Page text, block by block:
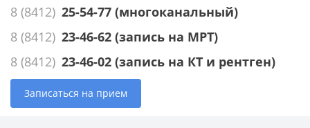
8 (8412) 25-54-77 (многоканальный)
8 (8412) 23-46-62 (запись на МРТ)
8 (8412) 23-46-02 (запись на КТ и рентген)
Записаться на прием